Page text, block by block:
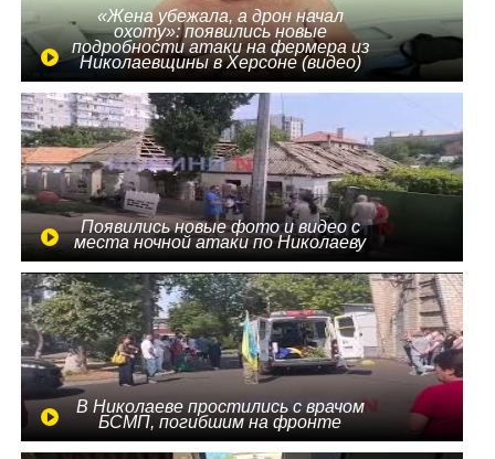
«Жена убежала, а дрон начал
охоту»: появились новые
подробности атаки на фермера из
Николаевщины в Херсоне (видео)
Появились новые фото и видео с
места ночной атаки по Николаеву
В Николаеве простились с врачом
БСМП, погибшим на фронте